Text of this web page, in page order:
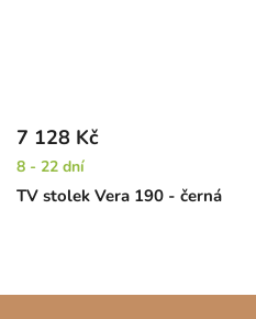
TV stolek Vera 190 - černá
7 128 Kč
8 - 22 dní